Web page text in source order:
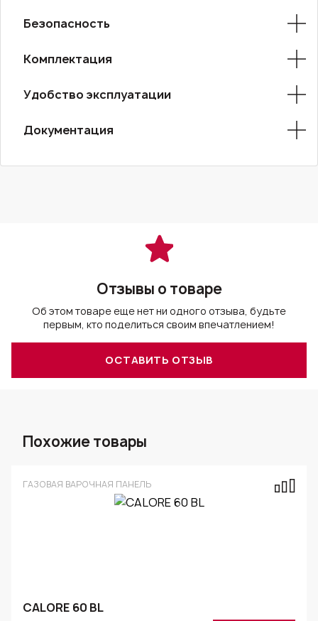
Безопасность
Комплектация
Удобство эксплуатации
Документация
Отзывы о товаре
Об этом товаре еще нет ни одного отзыва, будьте
первым, кто поделиться своим впечатлением!
ОСТАВИТЬ ОТЗЫВ
Похожие товары
ГАЗОВАЯ ВАРОЧНАЯ ПАНЕЛЬ
CALORE 60 BL